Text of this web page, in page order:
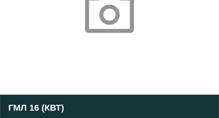
ГМЛ 16 (КВТ)